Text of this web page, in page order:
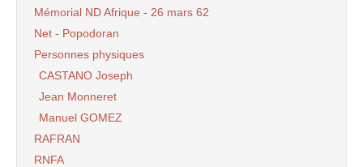
Mémorial ND Afrique - 26 mars 62
Net - Popodoran
Personnes physiques
CASTANO Joseph
Jean Monneret
Manuel GOMEZ
RAFRAN
RNFA